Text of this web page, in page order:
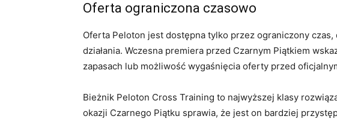
Oferta ograniczona czasowo
Oferta Peloton jest dostępna tylko przez ograniczony
działania. Wczesna premiera przed Czarnym Piątkiem
zapasach lub możliwość wygaśnięcia oferty przed
Bieżnik Peloton Cross Training to najwyższej klasy
okazji Czarnego Piątku sprawia, że ​​jest on bardziej